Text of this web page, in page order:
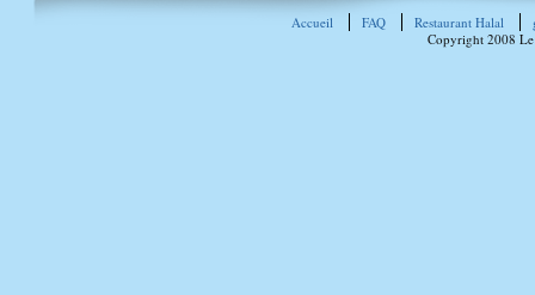
Accueil FAQ Restaurant Halal
Copyright 2008